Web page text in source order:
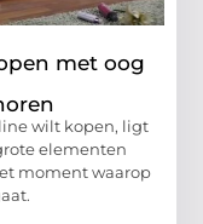
met oog
wilt kopen, ligt
elementen
moment waarop